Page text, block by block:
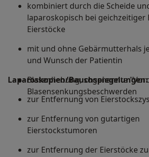
kombiniert durch die Scheide
laparoskopisch bei
Eierstöcke
mit und ohne Gebärmutterhals
und Wunsch der Patientin
Blasenhebung, sogenannte
Blasensenkungsbeschwerden
Laparoskopien/
zur Entfernung von
zur Entfernung von gutartigen
Eierstockstumoren
zur Entfernung der Eierstöcke